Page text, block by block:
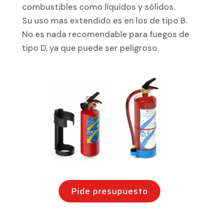
combustibles como líquidos y sólidos.
Su uso mas extendido es en los de tipo B.
No es nada recomendable para fuegos de
tipo D, ya que puede ser peligroso.
Pide presupuesto